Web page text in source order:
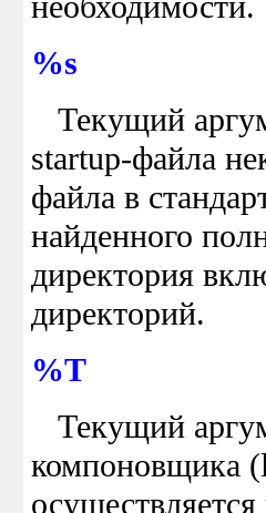
%s
Текущий
startup-файла
файла в
найденного
директория
директорий.
%T
Текущий
компоновщика